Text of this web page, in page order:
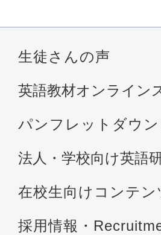
生徒さんの声
英語教材オンライン
パンフレットダウン
法人・学校向け英語
在校生向けコンテン
採用情報・